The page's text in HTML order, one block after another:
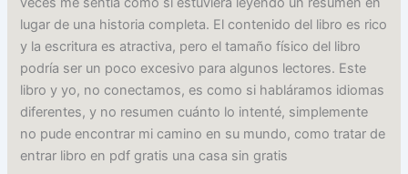
lugar de una historia completa. El contenido del libro es rico
y la escritura es atractiva, pero el tamaño físico del libro
podría ser un poco excesivo para algunos lectores. Este
libro y yo, no conectamos, es como si habláramos idiomas
diferentes, y no resumen cuánto lo intenté, simplemente
no pude encontrar mi camino en su mundo, como tratar de
entrar libro en pdf gratis una casa sin gratis